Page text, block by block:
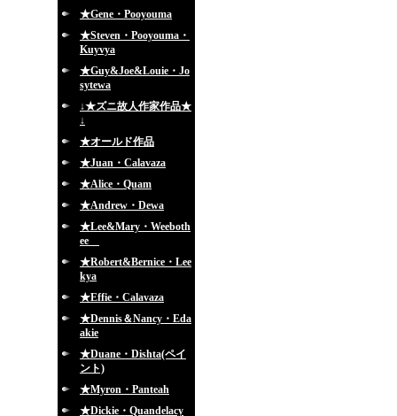
★Gene・Pooyouma
★Steven・Pooyouma・
Kuyvya
★Guy&Joe&Louie・Jo
sytewa
↓★ズニ故人作家作品★
↓
★オールド作品
★Juan・Calavaza
★Alice・Quam
★Andrew・Dewa
★Lee&Mary・Weeboth
ee
★Robert&Bernice・Lee
kya
★Effie・Calavaza
★Dennis＆Nancy・Eda
akie
★Duane・Dishta(ペイ
ント)
★Myron・Panteah
★Dickie・Quandelacy